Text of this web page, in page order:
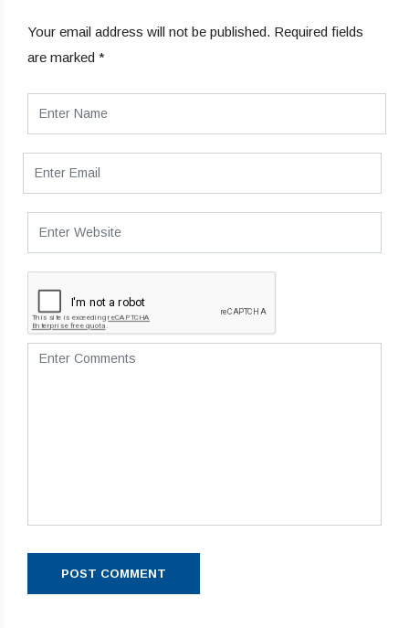
Your email address will not be published. Required fields
are marked *